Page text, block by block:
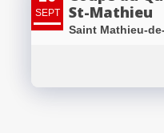
SEPT
St-Mathieu
Saint Mathieu-